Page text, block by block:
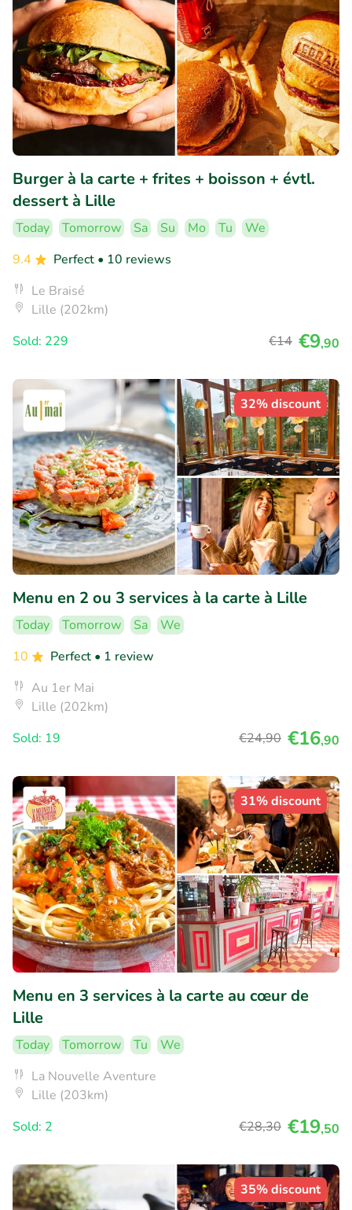
Burger à la carte + frites + boisson + évtl.
dessert à Lille
Today Tomorrow Sa Su Mo Tu
We
9.4
Perfect • 10 reviews
Le Braisé
Lille (202km)
Sold: 229
€14 €9,90
32% discount
Menu en 2 ou 3 services à la carte à Lille
Today Tomorrow Sa
We
10
Perfect • 1 review
Au 1er Mai
Lille (202km)
Sold: 19
€24,90 €16,90
31% discount
Menu en 3 services à la carte au cœur de
Lille
Today Tomorrow Tu
We
La Nouvelle Aventure
Lille (203km)
Sold: 2
€28,30 €19,50
35% discount